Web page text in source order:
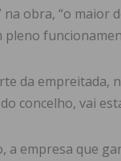
na obra, “o maior
pleno
da empreitada,
concelho, vai
a empresa que